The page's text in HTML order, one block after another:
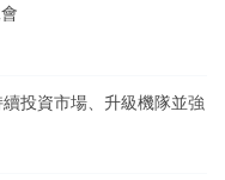
投資市場、升級機隊並強